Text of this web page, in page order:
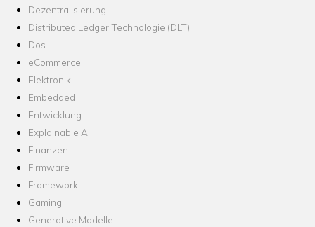
Dezentralisierung
Distributed Ledger Technologie (DLT)
Dos
eCommerce
Elektronik
Embedded
Entwicklung
Explainable AI
Finanzen
Firmware
Framework
Gaming
Generative Modelle